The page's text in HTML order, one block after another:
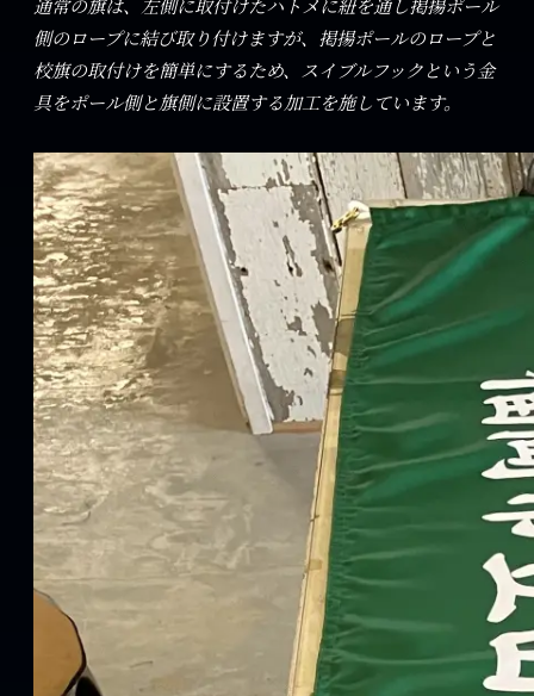
側のロープに結び取り付けますが、掲揚ポールのロープと
校旗の取付けを簡単にするため、スイブルフックという金
具をポール側と旗側に設置する加工を施しています。